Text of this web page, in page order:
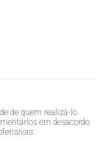
de quem realizá-lo.
em desacordo